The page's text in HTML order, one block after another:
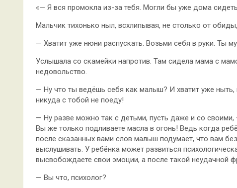
«— Я вся промокла из-за тебя. Могли бы уже дома
Мальчик тихонько ныл, всхлипывая, не столько от
— Хватит уже нюни распускать. Возьми себя в руки. Ты
Услышала со скамейки напротив. Там сидела мама с
недовольство.
— Ну что ты ведёшь себя как малыш? И хватит уже
никуда с тобой не поеду!
— Ну разве можно так с детьми, пусть даже и со
Вы же только подливаете масла в огонь! Ведь когда
после сказанных вами слов малыш подумает, что вам
выслушивать. У ребёнка может развиться
высвобождаете свои эмоции, а после такой неудачной
— Вы что, психолог?